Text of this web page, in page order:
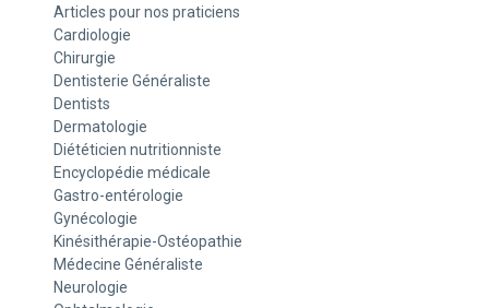
Articles pour nos praticiens
Cardiologie
Chirurgie
Dentisterie Généraliste
Dentists
Dermatologie
Diététicien nutritionniste
Encyclopédie médicale
Gastro-entérologie
Gynécologie
Kinésithérapie-Ostéopathie
Médecine Généraliste
Neurologie